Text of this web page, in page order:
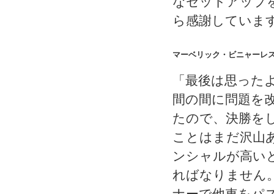
ら感謝していま
マーベリック・ビニャーレ
「最後は思っ
間の間に問題を
たので、決勝を
ことはまだ沢山
ンシャルが高い
ればなりません